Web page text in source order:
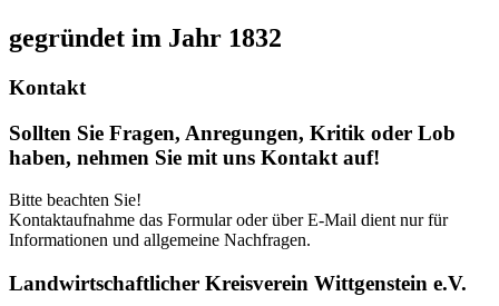
gegründet im Jahr 1832
Kontakt
Sollten Sie Fragen, Anregungen, Kritik oder Lob
haben, nehmen Sie mit uns Kontakt auf!
Bitte beachten Sie!
Kontaktaufnahme das Formular oder über E-Mail dient nur für
Informationen und allgemeine Nachfragen.
Landwirtschaftlicher Kreisverein Wittgenstein e.V.